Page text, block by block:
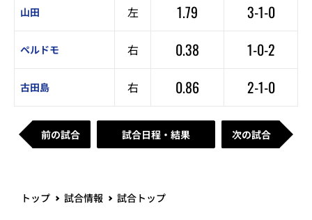
山田 左 1.79 3-1-0
ペルドモ 右 0.38 1-0-2
古田島 右 0.86 2-1-0
前の試合 試合日程・結果 次の試合
トップ 試合情報 試合トップ